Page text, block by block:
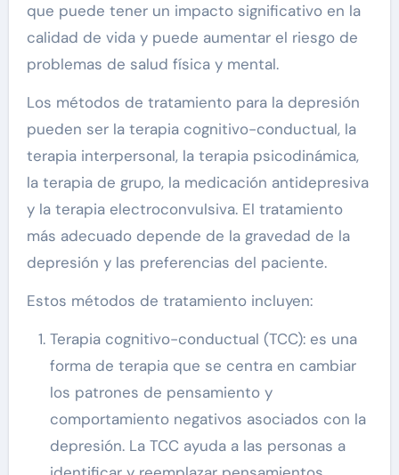
que puede tener un impacto significativo en la
calidad de vida y puede aumentar el riesgo de
problemas de salud física y mental.
Los métodos de tratamiento para la depresión
pueden ser la terapia cognitivo-conductual, la
terapia interpersonal, la terapia psicodinámica,
la terapia de grupo, la medicación antidepresiva
y la terapia electroconvulsiva. El tratamiento
más adecuado depende de la gravedad de la
depresión y las preferencias del paciente.
Estos métodos de tratamiento incluyen:
Terapia cognitivo-conductual (TCC): es una
forma de terapia que se centra en cambiar
los patrones de pensamiento y
comportamiento negativos asociados con la
depresión. La TCC ayuda a las personas a